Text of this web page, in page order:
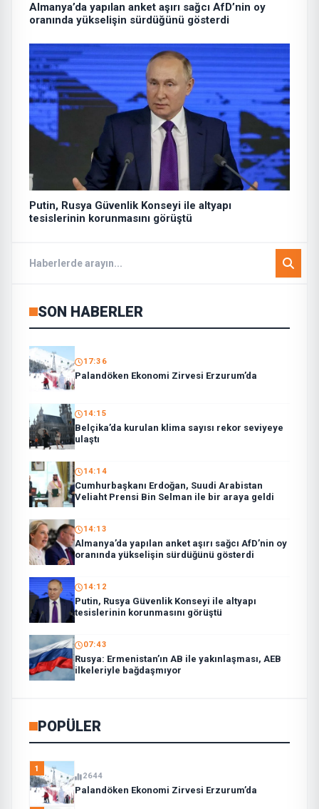
Almanya’da yapılan anket aşırı sağcı AfD’nin oy
oranında yükselişin sürdüğünü gösterdi
Putin, Rusya Güvenlik Konseyi ile altyapı
tesislerinin korunmasını görüştü
SON HABERLER
17:36
Palandöken Ekonomi Zirvesi Erzurum’da
14:15
Belçika’da kurulan klima sayısı rekor seviyeye
ulaştı
14:14
Cumhurbaşkanı Erdoğan, Suudi Arabistan
Veliaht Prensi Bin Selman ile bir araya geldi
14:13
Almanya’da yapılan anket aşırı sağcı AfD’nin oy
oranında yükselişin sürdüğünü gösterdi
14:12
Putin, Rusya Güvenlik Konseyi ile altyapı
tesislerinin korunmasını görüştü
07:43
Rusya: Ermenistan’ın AB ile yakınlaşması, AEB
ilkeleriyle bağdaşmıyor
POPÜLER
1
2644
Palandöken Ekonomi Zirvesi Erzurum’da